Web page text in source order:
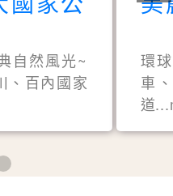
自然風光~
、百內國家
環
車
道